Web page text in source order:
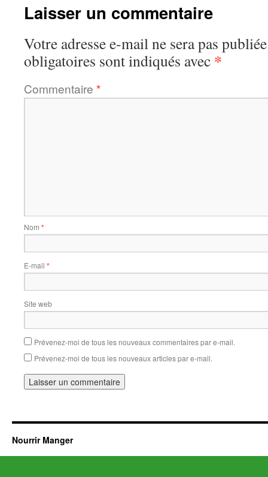
Laisser un commentaire
Votre adresse e-mail ne sera pas
obligatoires sont indiqués avec *
Commentaire *
Nom *
E-mail *
Site web
Prévenez-moi de tous les nouveaux commentaires par e-mail.
Prévenez-moi de tous les nouveaux articles par e-mail.
Nourrir Manger